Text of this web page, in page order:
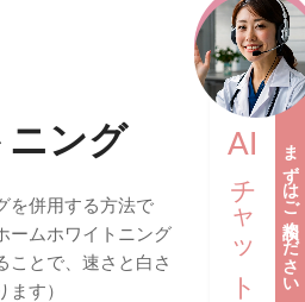
ング
を併用する方法で
ームホワイトニング
ことで、速さと白さ
す）
AI
チャット相談 まずはご相談ください